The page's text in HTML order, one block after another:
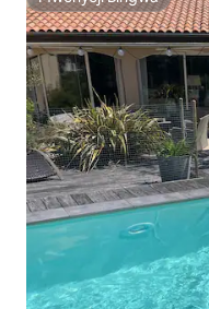
Mwenyeji Bingwa